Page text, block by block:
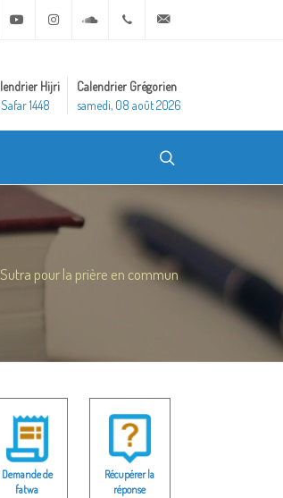
Twitter Youtube Instagram Soundcloud+20 2 25970400
Hijri
1448
Calendrier Grégorien
samedi, 08 août 2026
Sutra pour la prière en commun
Demande de
fatwa
Récupérer la
réponse